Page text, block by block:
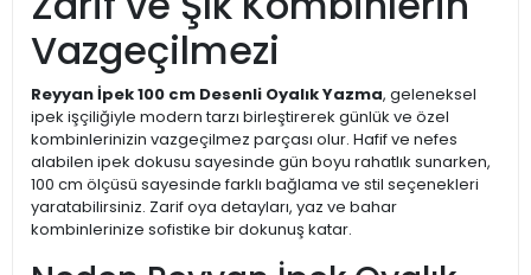
Vazgeçilmezi
Reyyan İpek 100 cm Desenli Oyalık Yazma, geleneksel
ipek işçiliğiyle modern tarzı birleştirerek günlük ve özel
kombinlerinizin vazgeçilmez parçası olur. Hafif ve nefes
alabilen ipek dokusu sayesinde gün boyu rahatlık sunarken,
100 cm ölçüsü sayesinde farklı bağlama ve stil seçenekleri
yaratabilirsiniz. Zarif oya detayları, yaz ve bahar
kombinlerinize sofistike bir dokunuş katar.